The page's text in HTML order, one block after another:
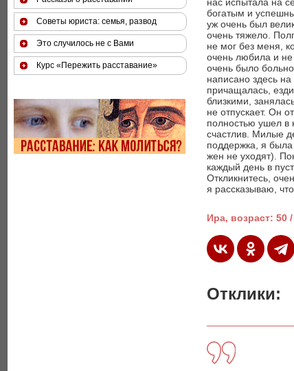
богатым и
уж очень был
очень тяжело.
не мог без меня,
очень любила и не
очень было
написано здесь
причащалась,
близкими,
не отпускает. Он
полностью ушел в
счастлив. Милые
поддержка, я была
жен не уходят).
каждый день в
Откликнитесь,
я рассказываю,
Ира, возраст: 50 /
Отклики:
Советы юриста: семья, развод
Это случилось не с Вами
Курс «Пережить расставание»